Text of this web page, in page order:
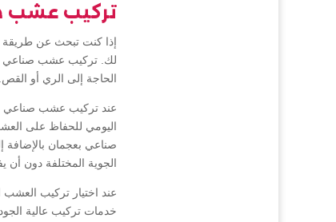
تركيب عشب
إذا كنت تبحث عن طريقة
لك. تركيب عشب صناعي في
الحاجة إلى الري أو القص.
عند تركيب عشب صناعي في
اليومي للحفاظ على
صناعي بعجمان بالإضافة
الجوية المختلفة دون أن
عند اختيار تركيب
خدمات تركيب عالية